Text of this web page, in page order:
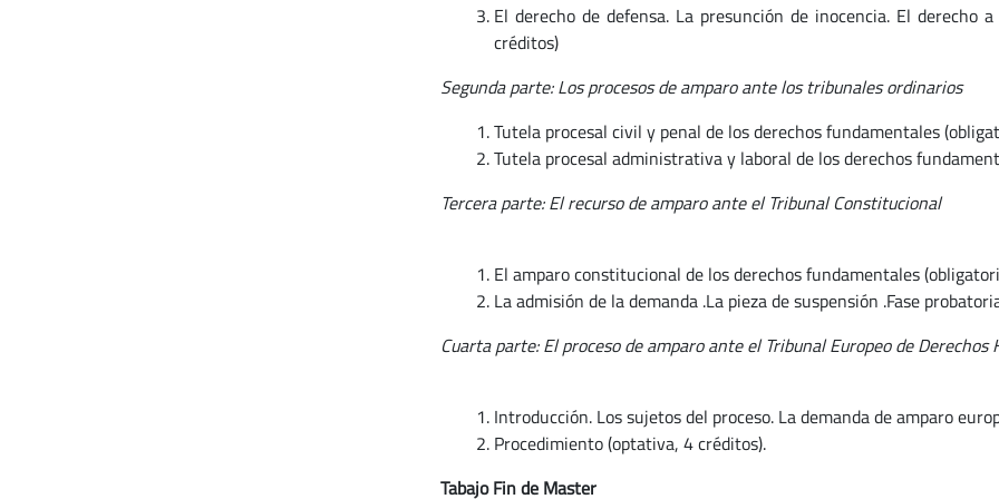
El derecho de defensa. La presunción de inocencia. El derecho
créditos)
Segunda parte: Los procesos de amparo ante los tribunales ordinarios
Tutela procesal civil y penal de los derechos fundamentales
Tutela procesal administrativa y laboral de los derechos
Tercera parte: El recurso de amparo ante el Tribunal Constitucional
El amparo constitucional de los derechos fundamentales
La admisión de la demanda .La pieza de suspensión .Fase
Cuarta parte: El proceso de amparo ante el Tribunal Europeo de Derechos
Introducción. Los sujetos del proceso. La demanda de amparo
Procedimiento (optativa, 4 créditos).
Tabajo Fin de Master